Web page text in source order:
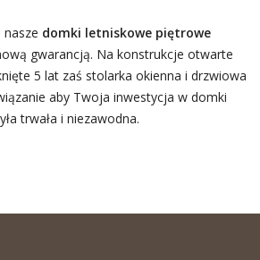
domki letniskowe piętrowe
gwarancją. Na konstrukcje otwarte
5 lat zaś stolarka okienna i drzwiowa
aby Twoja inwestycja w domki
trwała i niezawodna.